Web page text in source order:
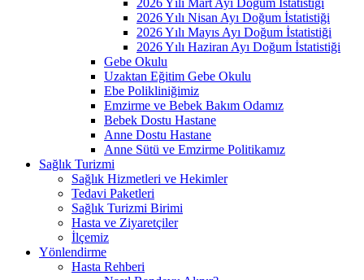
2026 Yılı Nisan Ayı Doğum İstatistiği
2026 Yılı Mayıs Ayı Doğum İstatistiği
2026 Yılı Haziran Ayı Doğum İstatistiği
Gebe Okulu
Uzaktan Eğitim Gebe Okulu
Ebe Polikliniğimiz
Emzirme ve Bebek Bakım Odamız
Bebek Dostu Hastane
Anne Dostu Hastane
Anne Sütü ve Emzirme Politikamız
Sağlık Turizmi
Sağlık Hizmetleri ve Hekimler
Tedavi Paketleri
Sağlık Turizmi Birimi
Hasta ve Ziyaretçiler
İlçemiz
Yönlendirme
Hasta Rehberi